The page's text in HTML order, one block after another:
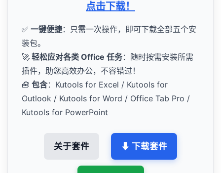
点击下载！
✅ 一键便捷：只需一次操作，即可下载全部五个安
装包。
🚀 轻松应对各类 Office 任务：随时按需安装所需
插件，助您高效办公，不容错过！
🧰 包含：Kutools for Excel / Kutools for
Outlook / Kutools for Word / Office Tab Pro /
Kutools for PowerPoint
关于套件 ⬇ 下载套件